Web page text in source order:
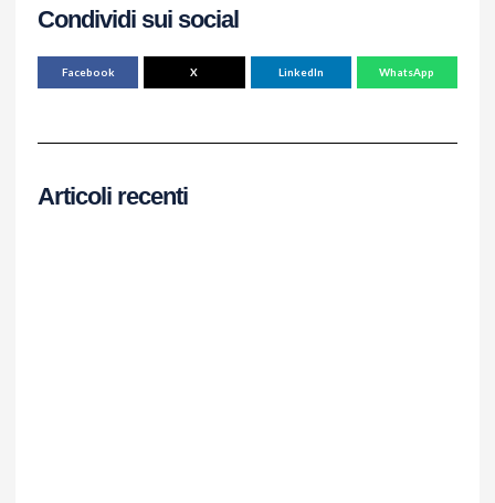
Condividi sui social
Facebook X LinkedIn WhatsApp
Articoli recenti